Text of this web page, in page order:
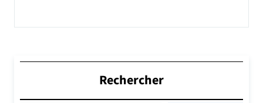
Rechercher